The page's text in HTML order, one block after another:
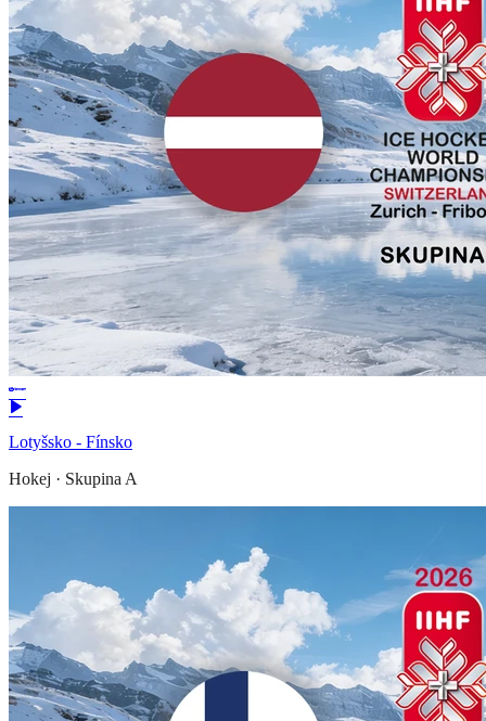
Lotyšsko - Fínsko
Hokej · Skupina A